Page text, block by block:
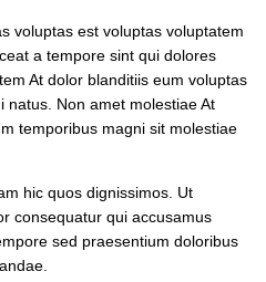
voluptas est voluptas voluptatem
a tempore sint qui dolores
At dolor blanditiis eum voluptas
natus. Non amet molestiae At
temporibus magni sit molestiae
hic quos dignissimos. Ut
consequatur qui accusamus
sed praesentium doloribus